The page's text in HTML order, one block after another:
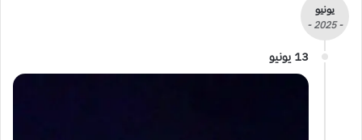
يونيو
- 2025 -
13 يونيو